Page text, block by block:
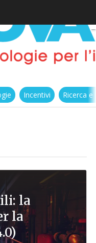
Incentivi Ricerca
la
la